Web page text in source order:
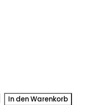
In den Warenkorb